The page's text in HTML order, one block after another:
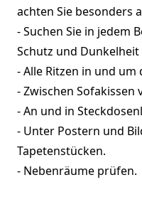
achten Sie besonders
- Suchen Sie in jedem
Schutz und
- Alle Ritzen in und
- Zwischen Sofakissen
- An und in
- Unter Postern und
Tapetenstücken.
- Nebenräume prüfen.